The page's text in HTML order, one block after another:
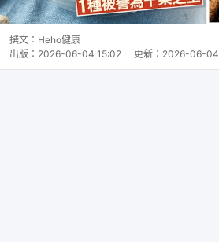
撰文： Heho健康
出版： 2026-06-04 15:02 更新： 2026-06-04